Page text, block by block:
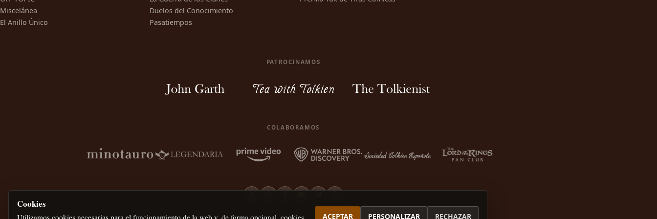
Miscelánea
El Anillo Único
Duelos del Conocimiento
Pasatiempos
PATROCINAMOS
COLABORAMOS
Cookies
Utilizamos cookies necesarias para el funcionamiento de la web y, de forma opcional, cookies ACEPTAR PERSONALIZAR RECHAZAR